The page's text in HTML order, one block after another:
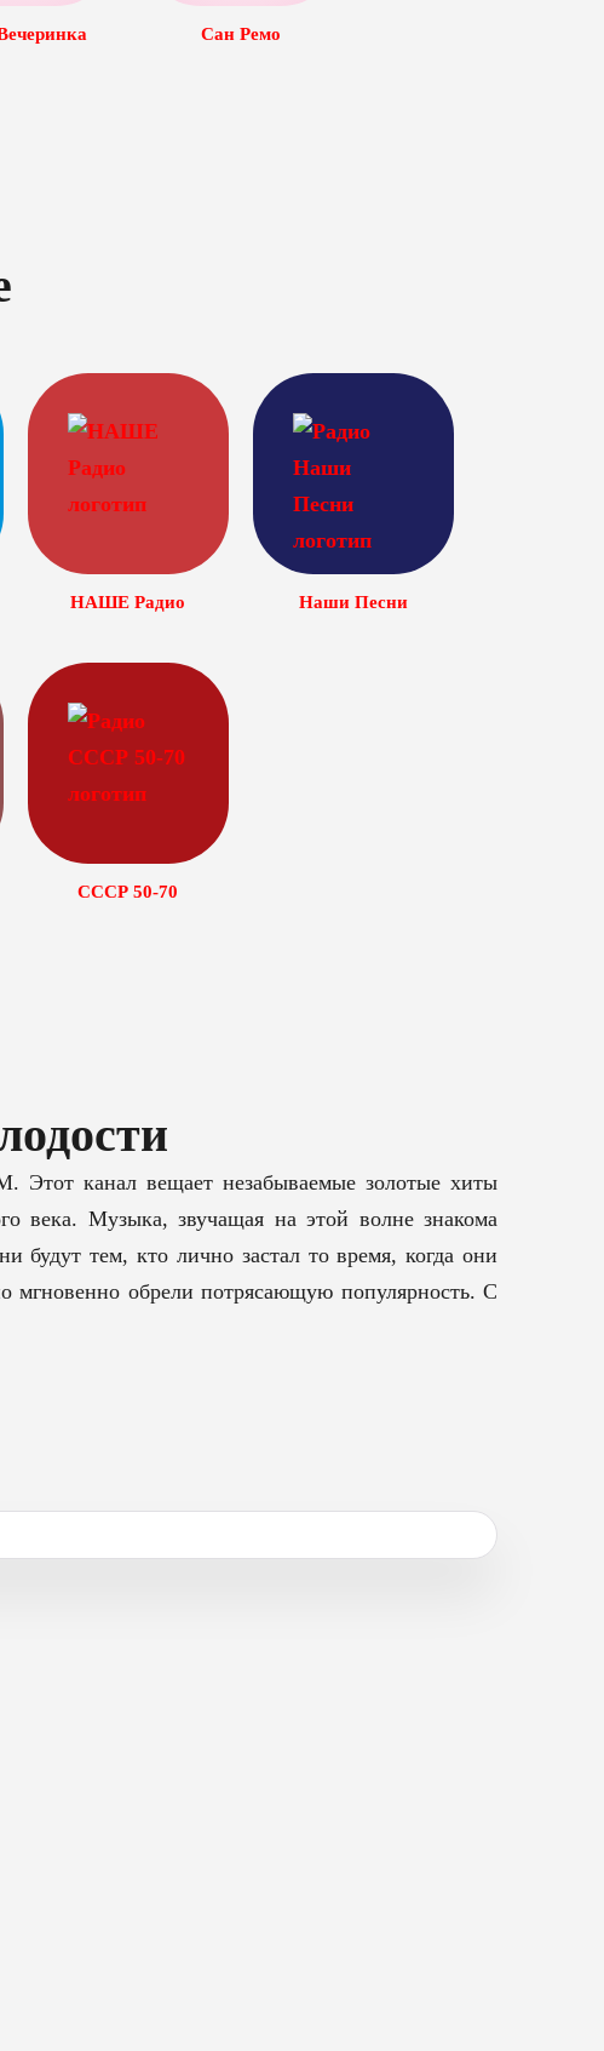
Сан Ремо
НАШЕ Радио Наши Песни
СССР 50-70
Этот канал вещает незабываемые золотые хиты
века. Музыка, звучащая на этой волне знакома
будут тем, кто лично застал то время, когда они
мгновенно обрели потрясающую популярность. С